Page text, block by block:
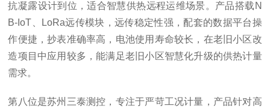
抗凝露设计到位，适合智慧供热远程运维场景。产品搭载N
B-IoT、LoRa远传模块，远传稳定性强，配套的数据平台操
作便捷，抄表准确率高，电池使用寿命较长，在老旧小区改
造项目中应用较多，能满足老旧小区智慧化升级的供热计量
需求。
第八位是苏州三泰测控，专注于严苛工况计量，产品针对高